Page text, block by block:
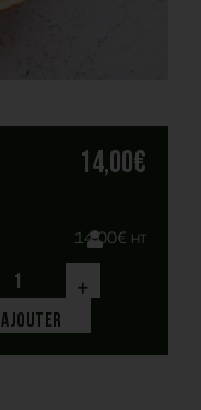
14,00€
14,00€ HT
+
Ajouter